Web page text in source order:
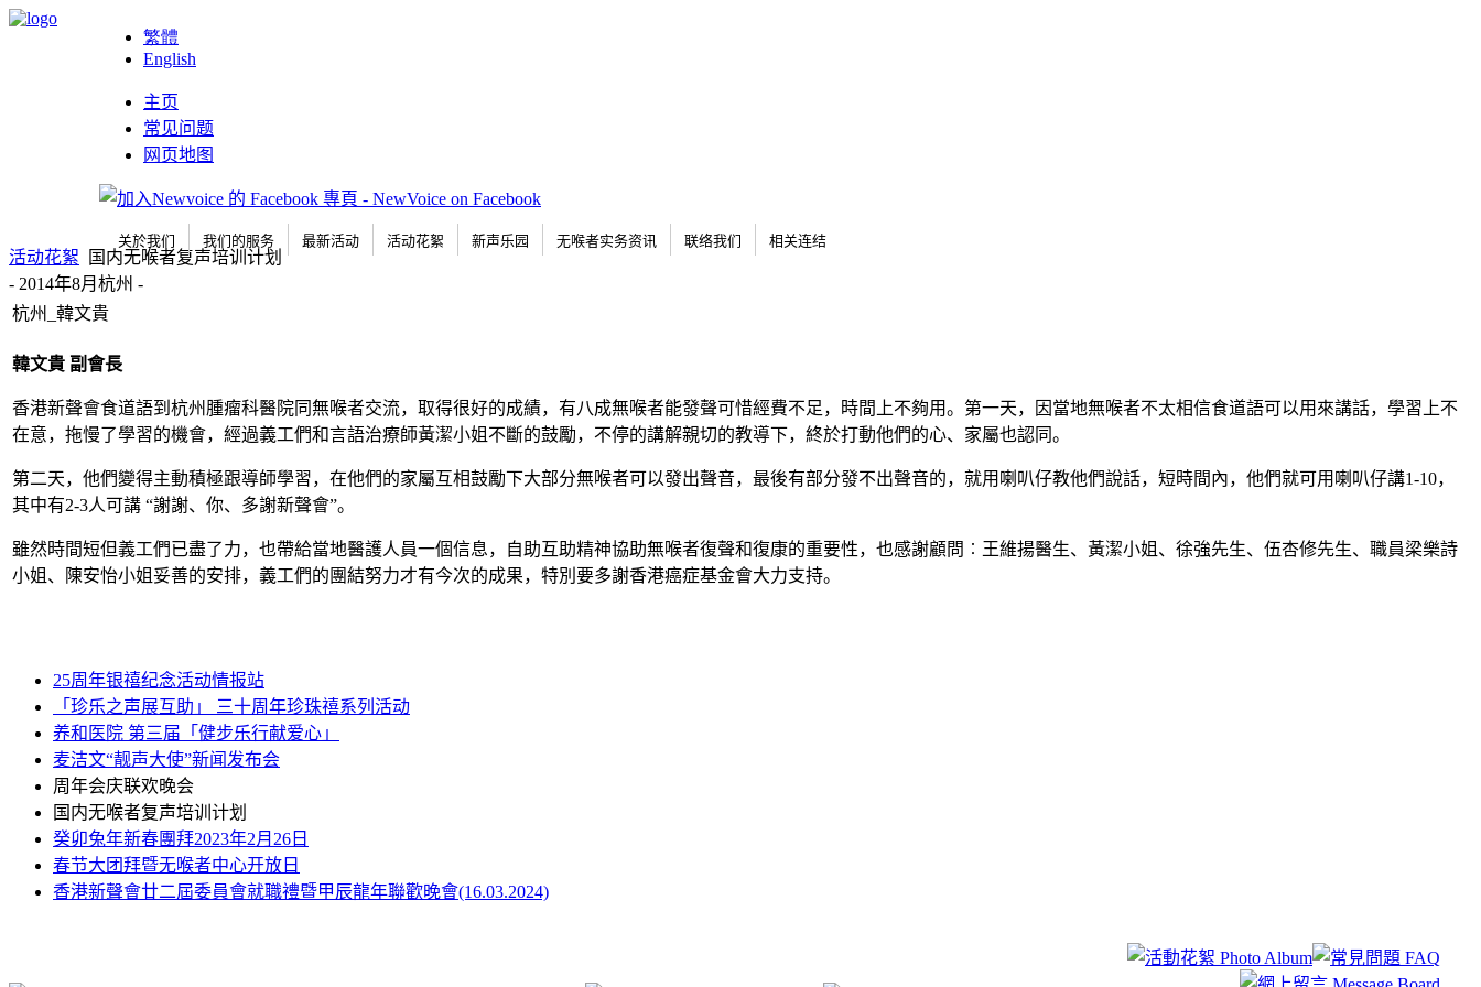
繁體
English
主页
常见问题
网页地图
关於我们 我们的服务 最新活动 活动花絮 新声乐园 无喉者实务资讯 联络我们 相关连结
活动花絮
国内无喉者复声培训计划
- 2014年8月杭州 -
杭州_韓文貴
韓文貴 副會長
香港新聲會食道語到杭州腫瘤科醫院同無喉者交流，取得很好的成績，有八成無喉者能發聲可惜經費不足，時間上不夠用。第一天，因當地無喉者不太相信食道語可以用來講話，學習上不
在意，拖慢了學習的機會，經過義工們和言語治療師黃潔小姐不斷的鼓勵，不停的講解親切的教導下，終於打動他們的心、家屬也認同。
第二天，他們變得主動積極跟導師學習，在他們的家屬互相鼓勵下大部分無喉者可以發出聲音，最後有部分發不出聲音的，就用喇叭仔教他們說話，短時間內，他們就可用喇叭仔講1-10，
其中有2-3人可講 “謝謝、你、多謝新聲會”。
雖然時間短但義工們已盡了力，也帶給當地醫護人員一個信息，自助互助精神協助無喉者復聲和復康的重要性，也感謝顧問︰王維揚醫生、黃潔小姐、徐強先生、伍杏修先生、職員梁樂詩
小姐、陳安怡小姐妥善的安排，義工們的團結努力才有今次的成果，特別要多謝香港癌症基金會大力支持。
25周年银禧纪念活动情报站
「珍乐之声展互助」 三十周年珍珠禧系列活动
养和医院 第三届「健步乐行献爱心」
麦洁文“靓声大使”新闻发布会
周年会庆联欢晚会
国内无喉者复声培训计划
癸卯兔年新春團拜2023年2月26日
春节大团拜暨无喉者中心开放日
香港新聲會廿二屆委員會就職禮暨甲辰龍年聯歡晚會(16.03.2024)